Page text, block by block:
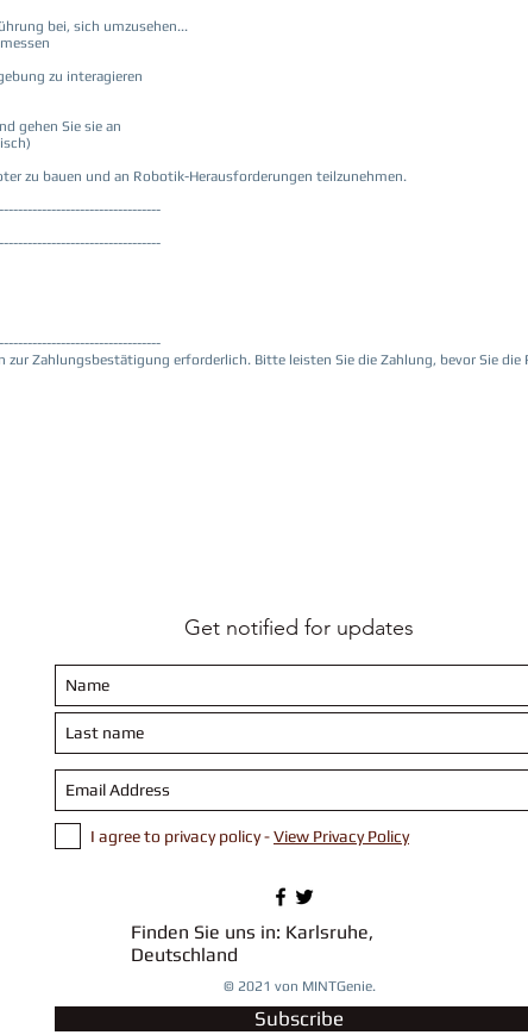
bei, sich umzusehen...
zu interagieren
gehen Sie sie an
zu bauen und an Robotik-Herausforderungen teilzunehmen.
zur Zahlungsbestätigung erforderlich. Bitte leisten Sie die Zahlung, bevor Sie die
Get notified for updates
I agree to privacy policy -View Privacy Policy
Subscribe
Finden Sie uns in: Karlsruhe,
Deutschland
© 2021 von MINTGenie.